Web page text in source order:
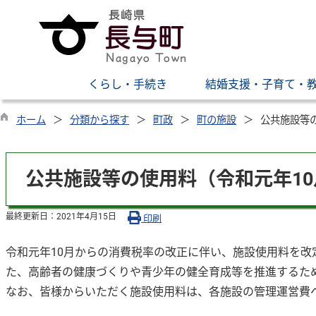
くらし・手続き 結婚支援・子育て・
ホーム 分類から探す 町政 町の施設 公共施設等
公共施設等の使用料（令和元年
最終更新日： 2021年4月15日 印刷
令和元年10月からの消費税率の改正に伴い、施設使用料を
た、高齢者の健康づくりや青少年の健全育成等を推進する
なお、皆様からいただく施設使用料は、各施設の管理運営費